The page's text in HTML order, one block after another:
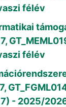
félév
félév
- 2025/